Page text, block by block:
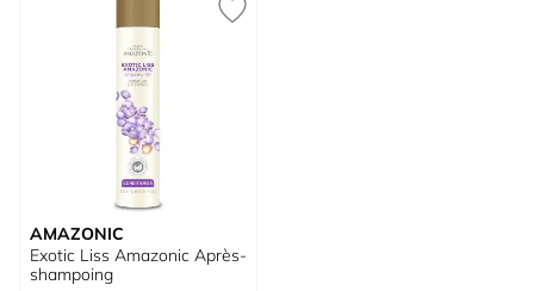
AMAZONIC
Exotic Liss Amazonic Après-
shampoing